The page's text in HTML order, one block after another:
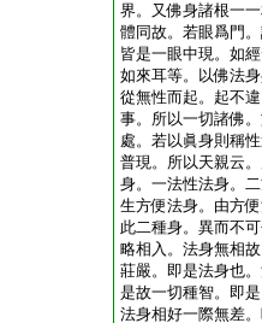
界。又佛身諸根一
體同故。若眼爲門
皆是一眼中現。如
如來耳等。以佛法
從無性而起。起不
事。所以一切諸佛
處。若以眞身則稱
普現。所以天親云
身。一法性法身。
生方便法身。由方
此二種身。異而不
略相入。法身無相
莊嚴。即是法身也
是故一切種智。即
法身相好一際無差